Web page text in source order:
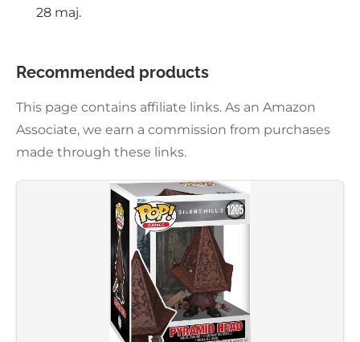
28 maj.
Recommended products
This page contains affiliate links. As an Amazon
Associate, we earn a commission from purchases
made through these links.